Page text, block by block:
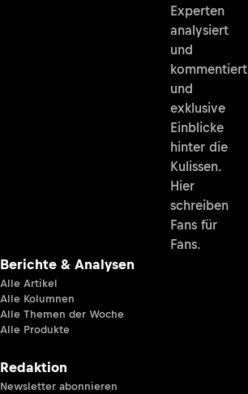
Experten
analysiert
und
kommentiert
und
exklusive
Einblicke
hinter die
Kulissen.
Hier
schreiben
Fans für
Fans.
Berichte & Analysen
Alle Artikel
Alle Kolumnen
Alle Themen der Woche
Alle Produkte
Redaktion
Newsletter abonnieren